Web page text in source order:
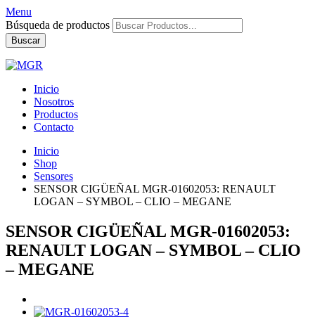
Menu
Búsqueda de productos
Buscar
Inicio
Nosotros
Productos
Contacto
Inicio
Shop
Sensores
SENSOR CIGÜEÑAL MGR-01602053: RENAULT
LOGAN – SYMBOL – CLIO – MEGANE
SENSOR CIGÜEÑAL MGR-01602053:
RENAULT LOGAN – SYMBOL – CLIO
– MEGANE